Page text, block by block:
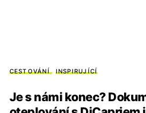
CESTOVÁNÍ INSPIRUJÍCÍ
Je s námi konec?